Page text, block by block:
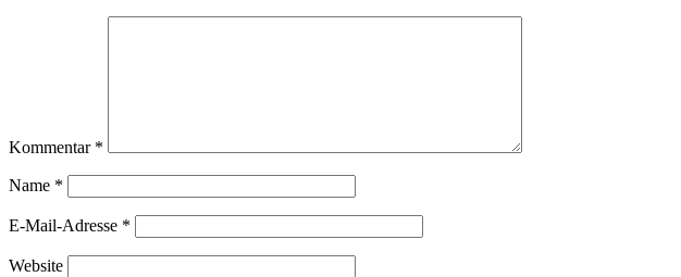
Kommentar *
Name *
E-Mail-Adresse *
Website